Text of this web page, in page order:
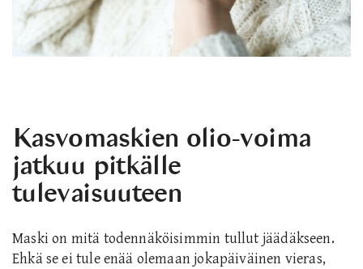
Kasvomaskien olio-voima
jatkuu pitkälle
tulevaisuuteen
Maski on mitä todennäköisimmin tullut jäädäkseen.
Ehkä se ei tule enää olemaan jokapäiväinen vieras,